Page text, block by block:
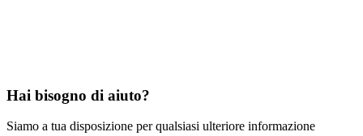
Hai bisogno di aiuto?
Siamo a tua disposizione per qualsiasi ulteriore informazione